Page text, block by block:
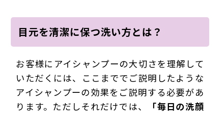
目元を清潔に保つ洗い方とは？
お客様にアイシャンプーの大切さを理解して
いただくには、ここまででご説明したような
アイシャンプーの効果をご説明する必要があ
ります。ただしそれだけでは、
「毎日の洗顔